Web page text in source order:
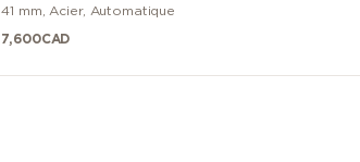
41 mm Acier, Automatique
7,600CAD